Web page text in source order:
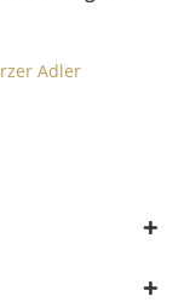
Adler